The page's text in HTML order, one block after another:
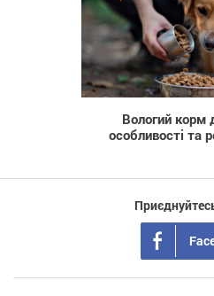
Вологий корм
особливості та